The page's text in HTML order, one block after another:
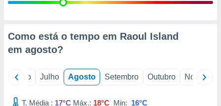
Como está o tempo em Raoul Island
em agosto?
Junho Julho Agosto Setembro Outubro Novembro
T. Média : 17°C Máx.: 18°C Min: 16°C